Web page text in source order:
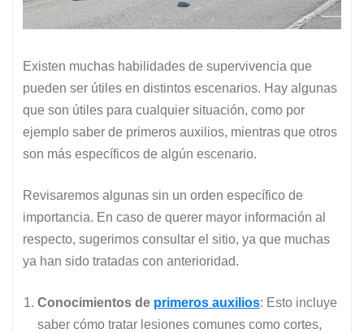
Existen muchas habilidades de supervivencia que
pueden ser útiles en distintos escenarios. Hay algunas
que son útiles para cualquier situación, como por
ejemplo saber de primeros auxilios, mientras que otros
son más específicos de algún escenario.
Revisaremos algunas sin un orden específico de
importancia. En caso de querer mayor información al
respecto, sugerimos consultar el sitio, ya que muchas
ya han sido tratadas con anterioridad.
Conocimientos de primeros auxilios: Esto incluye
saber cómo tratar lesiones comunes como cortes,